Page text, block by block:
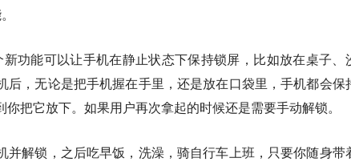
功能可以让手机在静止状态下保持锁屏，比如放在桌子、
后，无论是把手机握在手里，还是放在口袋里，手机都会保
把它放下。如果用户再次拿起的时候还是需要手动解锁。
并解锁，之后吃早饭，洗澡，骑自行车上班，只要你随身带